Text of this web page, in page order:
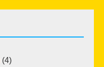
(4)